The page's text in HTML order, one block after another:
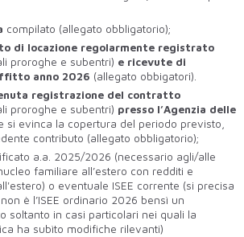
compilato (allegato obbligatorio);
di locazione regolarmente registrato
proroghe e subentri) e ricevute di
anno 2026 (allegato obbigatori).
registrazione del contratto
proroghe e subentri) presso l’Agenzia delle
si evinca la copertura del periodo previsto,
contributo (allegato obbligatorio);
a.a. 2025/2026 (necessario agli/alle
familiare all’estero con redditi e
o eventuale ISEE corrente (si precisa
è l’ISEE ordinario 2026 bensì un
soltanto in casi particolari nei quali la
ha subìto modifiche rilevanti)